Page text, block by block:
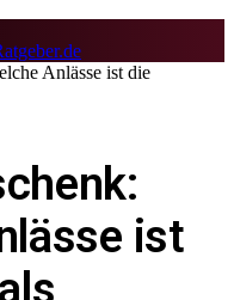
Anlässe ist die
ist